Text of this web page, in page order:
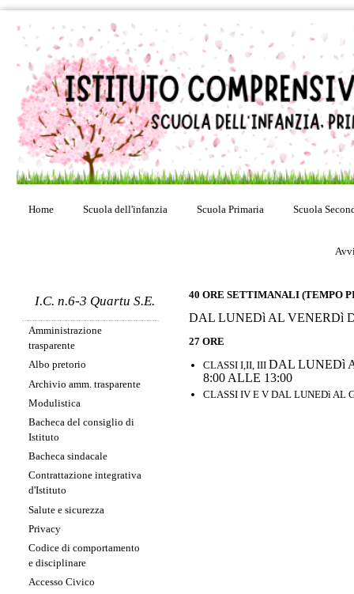
Home Scuola dell'infanzia Scuola Primaria Scuola
I.C. n.6-3 Quartu S.E.
Amministrazione
trasparente
Albo pretorio
Archivio amm. trasparente
Modulistica
Bacheca del consiglio di
Istituto
Bacheca sindacale
Contrattazione integrativa
d'Istituto
Salute e sicurezza
Privacy
Codice di comportamento
e disciplinare
Accesso Civico
40 ORE SETTIMANALI (TEMPO
DAL LUNEDì AL VENERDì
27 ORE
CLASSI I,II, III DAL LUNEDì
8:00 ALLE 13:00
CLASSI IV E V DAL LUNEDì AL